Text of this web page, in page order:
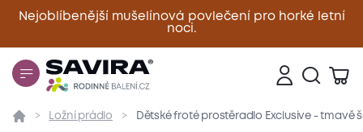
Nejoblíbenější mušelínová povlečení pro horké letní
noci.
Zavřít
Přehled Parametry Popis produktu Materiál
Ložní prádlo Dětské froté prostěradlo Exclusive - tmavě